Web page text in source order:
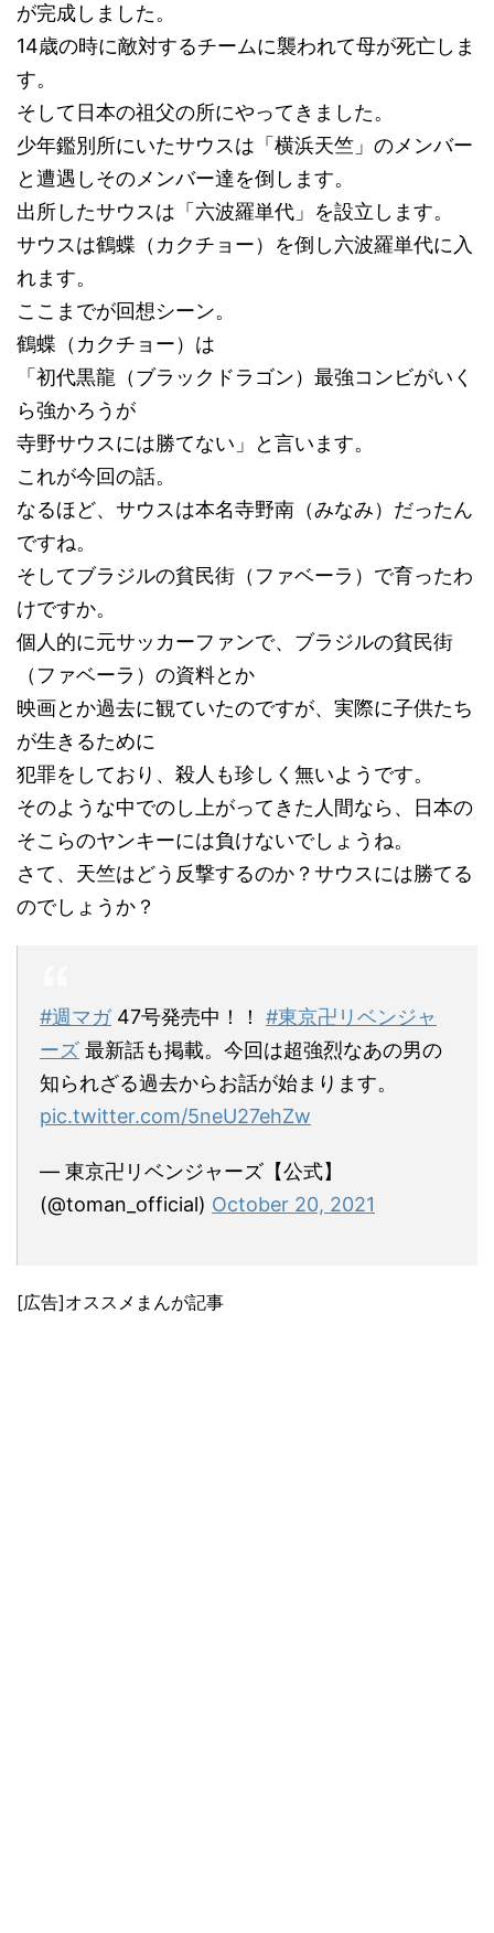
が完成しました。
14歳の時に敵対するチームに襲われて母が死亡しま
す。
そして日本の祖父の所にやってきました。
少年鑑別所にいたサウスは「横浜天竺」のメンバー
と遭遇しそのメンバー達を倒します。
出所したサウスは「六波羅単代」を設立します。
サウスは鶴蝶（カクチョー）を倒し六波羅単代に入
れます。
ここまでが回想シーン。
鶴蝶（カクチョー）は
「初代黒龍（ブラックドラゴン）最強コンビがいく
ら強かろうが
寺野サウスには勝てない」と言います。
これが今回の話。
なるほど、サウスは本名寺野南（みなみ）だったん
ですね。
そしてブラジルの貧民街（ファベーラ）で育ったわ
けですか。
個人的に元サッカーファンで、ブラジルの貧民街
（ファベーラ）の資料とか
映画とか過去に観ていたのですが、実際に子供たち
が生きるために
犯罪をしており、殺人も珍しく無いようです。
そのような中でのし上がってきた人間なら、日本の
そこらのヤンキーには負けないでしょうね。
さて、天竺はどう反撃するのか？サウスには勝てる
のでしょうか？
#週マガ47号発売中！！ #東京卍リベンジャ
ーズ 最新話も掲載。今回は超強烈なあの男の
知られざる過去からお話が始まります。
pic.twitter.com/5neU27ehZw
— 東京卍リベンジャーズ【公式】
(@toman_official) October 20, 2021
[広告]オススメまんが記事